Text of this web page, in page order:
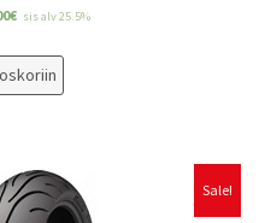
€ sis alv 25.5%
Sale!